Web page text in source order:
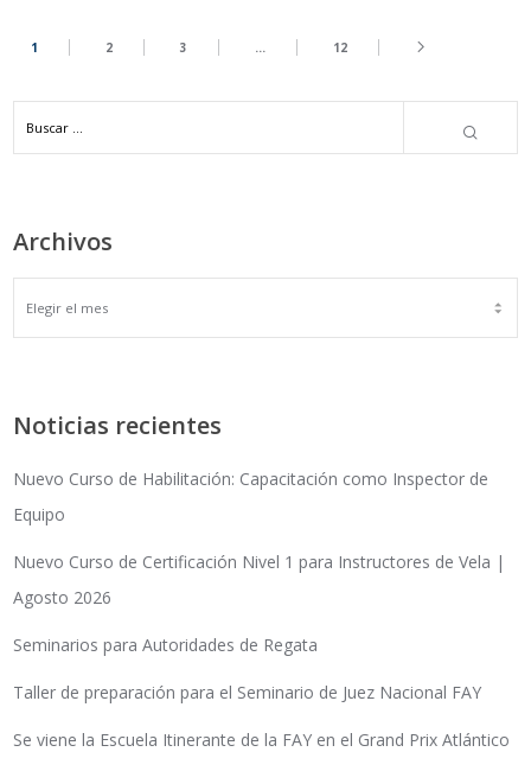
1 2 3 … 12
Archivos
ARCHIVOS
Noticias recientes
Nuevo Curso de Habilitación: Capacitación como Inspector de
Equipo
Nuevo Curso de Certificación Nivel 1 para Instructores de Vela |
Agosto 2026
Seminarios para Autoridades de Regata
Taller de preparación para el Seminario de Juez Nacional FAY
Se viene la Escuela Itinerante de la FAY en el Grand Prix Atlántico